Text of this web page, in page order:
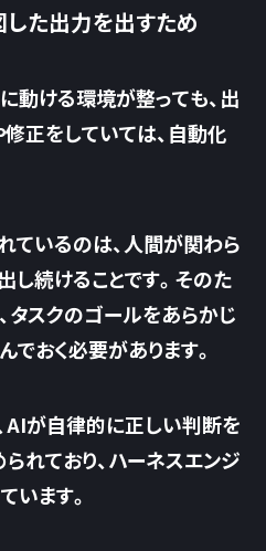
た出力を出すため
動ける環境が整っても、出
正をしていては、自動化
ているのは、人間が関わら
し続けることです。そのた
タスクのゴールをあらかじ
おく必要があります。
AIが自律的に正しい判断を
れており、ハーネスエンジ
います。